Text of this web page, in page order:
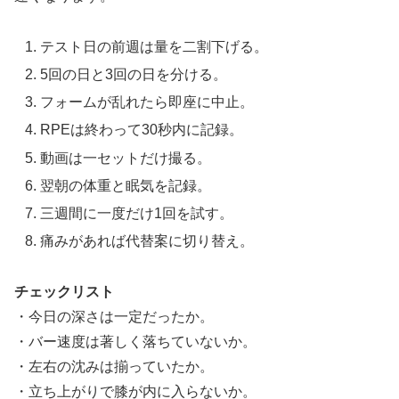
テスト日の前週は量を二割下げる。
5回の日と3回の日を分ける。
フォームが乱れたら即座に中止。
RPEは終わって30秒内に記録。
動画は一セットだけ撮る。
翌朝の体重と眠気を記録。
三週間に一度だけ1回を試す。
痛みがあれば代替案に切り替え。
チェックリスト
・今日の深さは一定だったか。
・バー速度は著しく落ちていないか。
・左右の沈みは揃っていたか。
・立ち上がりで膝が内に入らないか。